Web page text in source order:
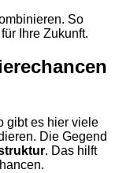
So
Ihre Zukunft.
gibt es hier viele
Die Gegend
. Das hilft